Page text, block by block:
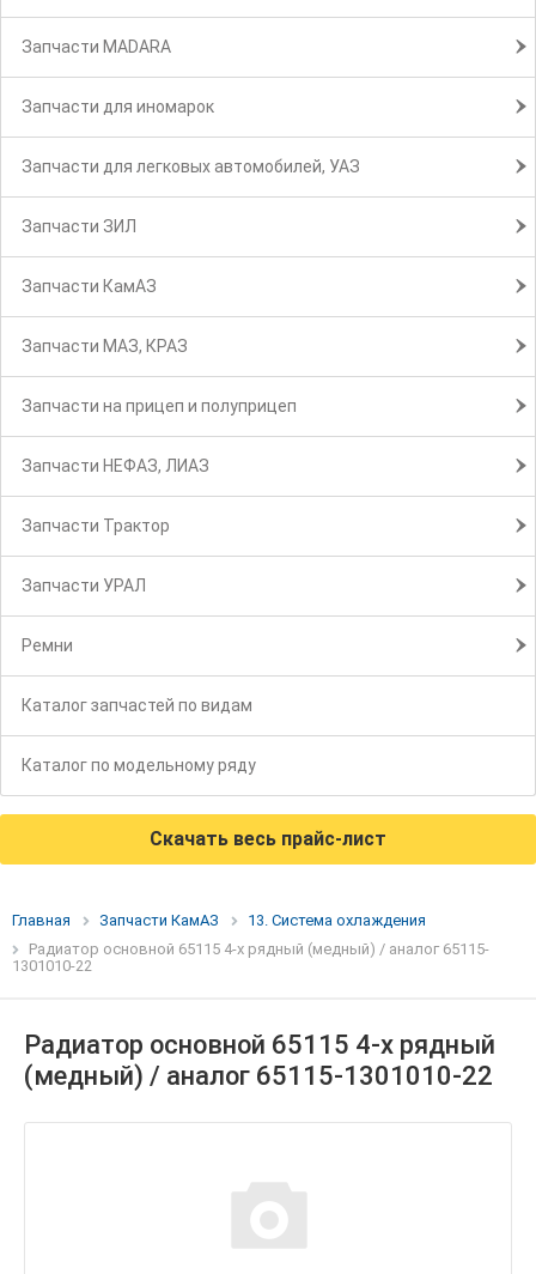
Запчасти MADARA
Запчасти для иномарок
Запчасти для легковых автомобилей, УАЗ
Запчасти ЗИЛ
Запчасти КамАЗ
Запчасти МАЗ, КРАЗ
Запчасти на прицеп и полуприцеп
Запчасти НЕФАЗ, ЛИАЗ
Запчасти Трактор
Запчасти УРАЛ
Ремни
Каталог запчастей по видам
Каталог по модельному ряду
Скачать весь прайс-лист
Главная Запчасти КамАЗ
13. Система охлаждения
Радиатор основной 65115 4-х рядный (медный) / аналог 65115-
1301010-22
Радиатор основной 65115 4-х рядный
(медный) / аналог 65115-1301010-22